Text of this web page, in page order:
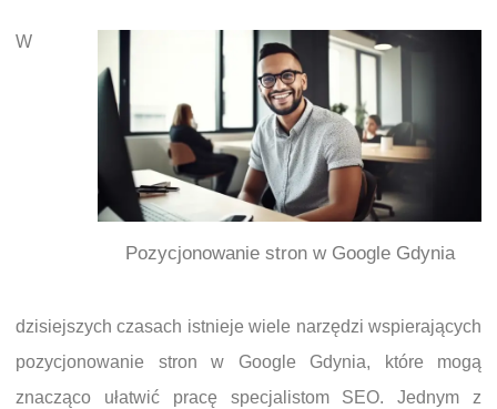
Pozycjonowanie stron w Google Gdynia
W
dzisiejszych czasach istnieje wiele narzędzi wspierających
pozycjonowanie stron w Google Gdynia, które mogą
znacząco ułatwić pracę specjalistom SEO. Jednym z